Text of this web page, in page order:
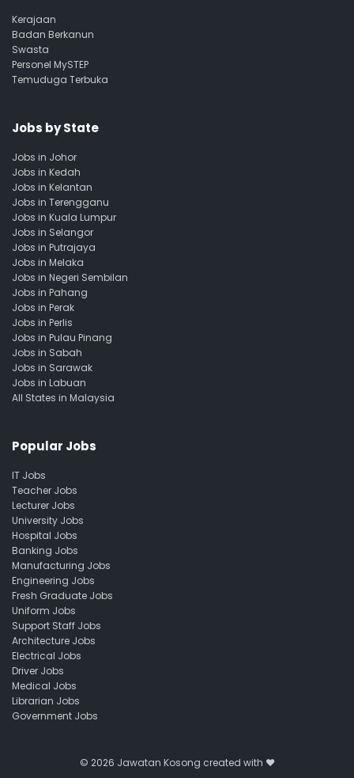
Kerajaan
Badan Berkanun
Swasta
Personel MySTEP
Temuduga Terbuka
Jobs by State
Jobs in Johor
Jobs in Kedah
Jobs in Kelantan
Jobs in Terengganu
Jobs in Kuala Lumpur
Jobs in Selangor
Jobs in Putrajaya
Jobs in Melaka
Jobs in Negeri Sembilan
Jobs in Pahang
Jobs in Perak
Jobs in Perlis
Jobs in Pulau Pinang
Jobs in Sabah
Jobs in Sarawak
Jobs in Labuan
All States in Malaysia
Popular Jobs
IT Jobs
Teacher Jobs
Lecturer Jobs
University Jobs
Hospital Jobs
Banking Jobs
Manufacturing Jobs
Engineering Jobs
Fresh Graduate Jobs
Uniform Jobs
Support Staff Jobs
Architecture Jobs
Electrical Jobs
Driver Jobs
Medical Jobs
Librarian Jobs
Government Jobs
© 2026 Jawatan Kosong created with ❤️️